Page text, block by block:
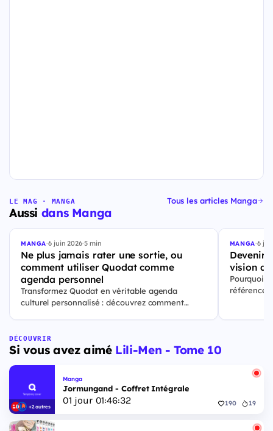
LE MAG · MANGA
Aussi dans Manga
Tous les articles Manga
MANGA·6 juin 2026·5 min
Ne plus jamais rater une sortie, ou
comment utiliser Quodat comme
agenda personnel
Transformez Quodat en véritable agenda
culturel personnalisé : découvrez comment
MANGA·6
Devenir
vision
Pourquoi
référence
DÉCOUVRIR
Si vous avez aimé Lili-Men - Tome 10
+2 autres
Manga
Jormungand - Coffret Intégrale
01 jour 01:46:31 190 19